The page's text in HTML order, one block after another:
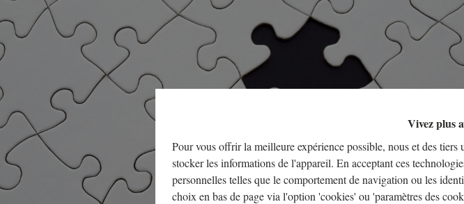
Vivez plus
Pour vous offrir la meilleure expérience possible, nous et des
stocker les informations de l'appareil. En acceptant ces
personnelles telles que le comportement de navigation ou les
choix en bas de page via l'option 'cookies' ou 'paramètres des